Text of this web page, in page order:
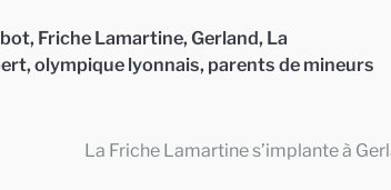
, Friche Lamartine, Gerland, La
, olympique lyonnais, parents de mineurs
La Friche Lamartine s’implante à